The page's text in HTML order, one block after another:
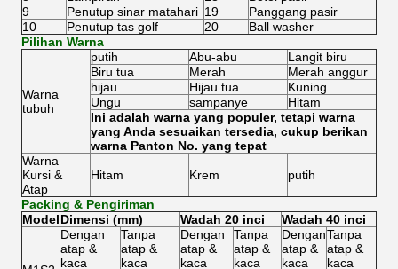
9
Penutup sinar matahari 19
Panggang pasir
10
Penutup tas golf 20
Ball washer
Pilihan Warna
Warna
tubuh
putih Abu-abu
Langit biru
Biru tua
Merah
Merah anggur
hijau
Hijau tua
Kuning
Ungu
sampanye
Hitam
Ini adalah warna yang populer, tetapi warna
yang Anda sesuaikan tersedia, cukup berikan
warna Panton No. yang tepat
Warna
Kursi &
Atap
Hitam Krem putih
Packing & Pengiriman
ModelDimensi (mm) Wadah 20 inci Wadah 40 inci
Dengan
atap &
kaca
Tanpa
atap &
kaca
Dengan
atap &
kaca
Tanpa
atap &
kaca
Dengan
atap &
kaca
Tanpa
atap &
kaca